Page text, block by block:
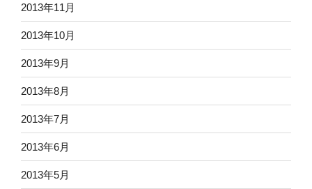
2013年11月
2013年10月
2013年9月
2013年8月
2013年7月
2013年6月
2013年5月